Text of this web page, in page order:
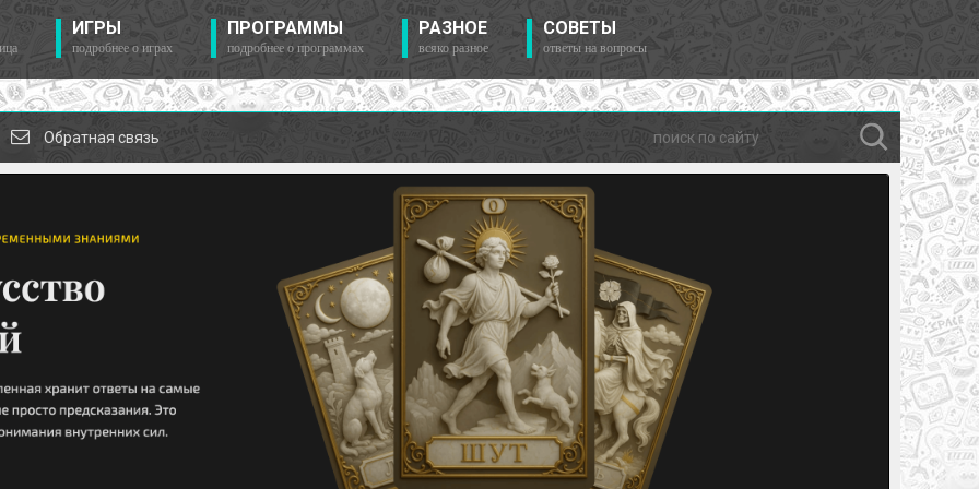
ИГРЫ
подробнее о играх
ПРОГРАММЫ
подробнее о программах
РАЗНОЕ
всяко разное
СОВЕТЫ
ответы на вопросы
Обратная связь